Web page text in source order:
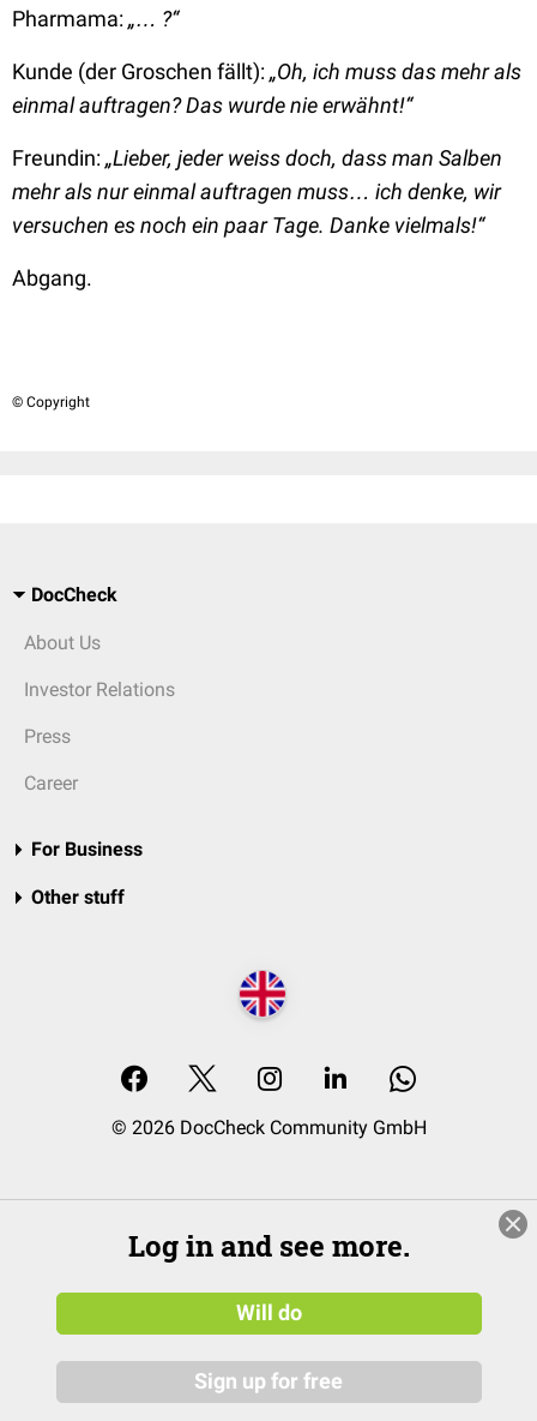
Pharmama:„… ?“
Kunde (der Groschen fällt):„Oh, ich muss das mehr als
einmal auftragen? Das wurde nie erwähnt!“
Freundin:„Lieber, jeder weiss doch, dass man Salben
mehr als nur einmal auftragen muss… ich denke, wir
versuchen es noch ein paar Tage. Danke vielmals!“
Abgang.
© Copyright
DocCheck
About Us
Investor Relations
Press
Career
For Business
Other stuff
© 2026 DocCheck Community GmbH
Log in and see more.
Will do
Sign up for free